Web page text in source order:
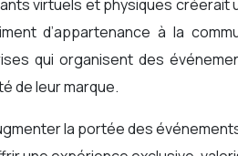
virtuels et physiques créerait
d’appartenance à la
qui organisent des
de leur marque.
la portée des